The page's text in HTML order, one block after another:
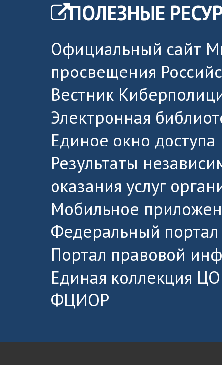
ПОЛЕЗНЫЕ
Официальный сайт
просвещения
Вестник
Электронная
Единое окно
Результаты
оказания услуг
Мобильное
Федеральный портал
Портал правовой
Единая коллекция
ФЦИОР